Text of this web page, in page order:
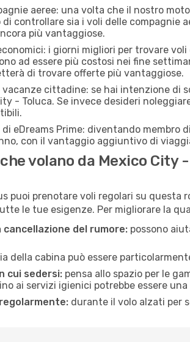
aeree: una volta che il nostro
controllare sia i voli delle compagnie
più vantaggiose.
i giorni migliori per trovare
ad essere più costosi nei fine
di trovare offerte più vantaggiose.
vacanze cittadine: se hai intenzione
- Toluca. Se invece desideri
eDreams Prime: diventando membro
con il vantaggio aggiuntivo di
volano da Mexico City
puoi prenotare voli regolari su
le tue esigenze. Per migliorare la
del rumore: possono
della cabina può essere
cui sedersi: pensa allo spazio per le
ai servizi igienici potrebbe essere una
durante il volo alzati per